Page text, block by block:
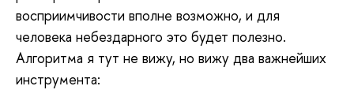
восприимчивости вполне возможно, и для
человека небездарного это будет полезно.
Алгоритма я тут не вижу, но вижу два важнейших
инструмента: